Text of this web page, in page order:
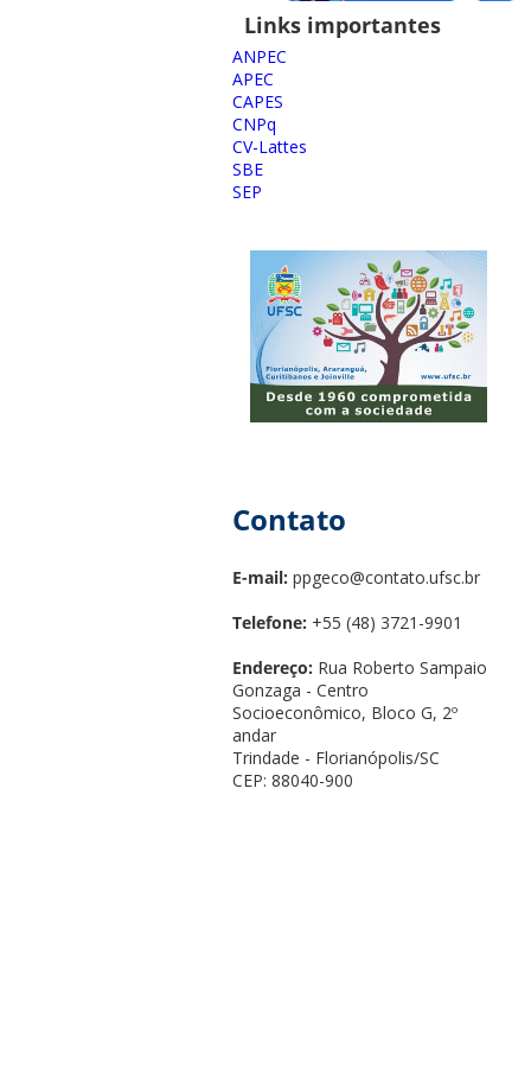
Links importantes
ANPEC
APEC
CAPES
CNPq
CV-Lattes
SBE
SEP
Contato
E-mail: ppgeco@contato.ufsc.br
Telefone: +55 (48) 3721-9901
Endereço: Rua Roberto Sampaio
Gonzaga - Centro
Socioeconômico, Bloco G, 2º
andar
Trindade - Florianópolis/SC
CEP: 88040-900